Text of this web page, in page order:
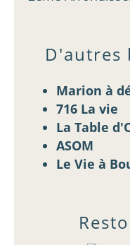
D'autres
Marion à
716 La vie
La Table
ASOM
Le Vie à